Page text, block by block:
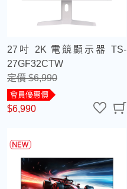
27吋 2K 電競顯示器 TS-
27GF32CTW
定價 $6,990
會員優惠價
$6,990